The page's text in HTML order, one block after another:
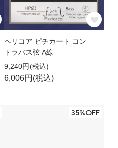
ヘリコア ピチカート コン
トラバス弦 A線
9,240円(税込)
6,006円(税込)
35%OFF